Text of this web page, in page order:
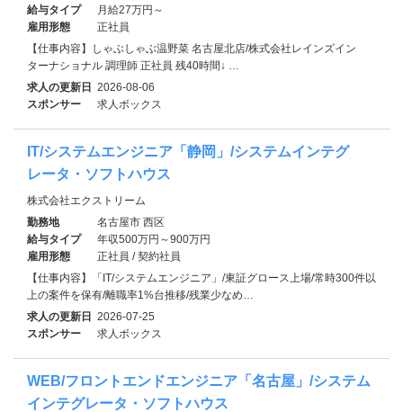
給与タイプ
月給27万円～
雇用形態
正社員
【仕事内容】しゃぶしゃぶ温野菜 名古屋北店/株式会社レインズイン
ターナショナル 調理師 正社員 残40時間↓ …
求人の更新日 2026-08-06
スポンサー
求人ボックス
IT/システムエンジニア「静岡」/システムインテグ
レータ・ソフトハウス
株式会社エクストリーム
勤務地
名古屋市 西区
給与タイプ
年収500万円～900万円
雇用形態
正社員 / 契約社員
【仕事内容】「IT/システムエンジニア」/東証グロース上場/常時300件以
上の案件を保有/離職率1%台推移/残業少なめ…
求人の更新日 2026-07-25
スポンサー
求人ボックス
WEB/フロントエンドエンジニア「名古屋」/システム
インテグレータ・ソフトハウス